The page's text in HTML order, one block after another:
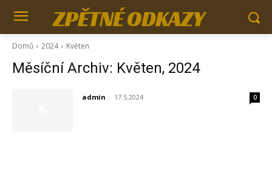
ZPĚTNÉ ODKAZY
Domů 2024 Květen
Měsíční Archiv: Květen, 2024
admin - 17.5.2024 0